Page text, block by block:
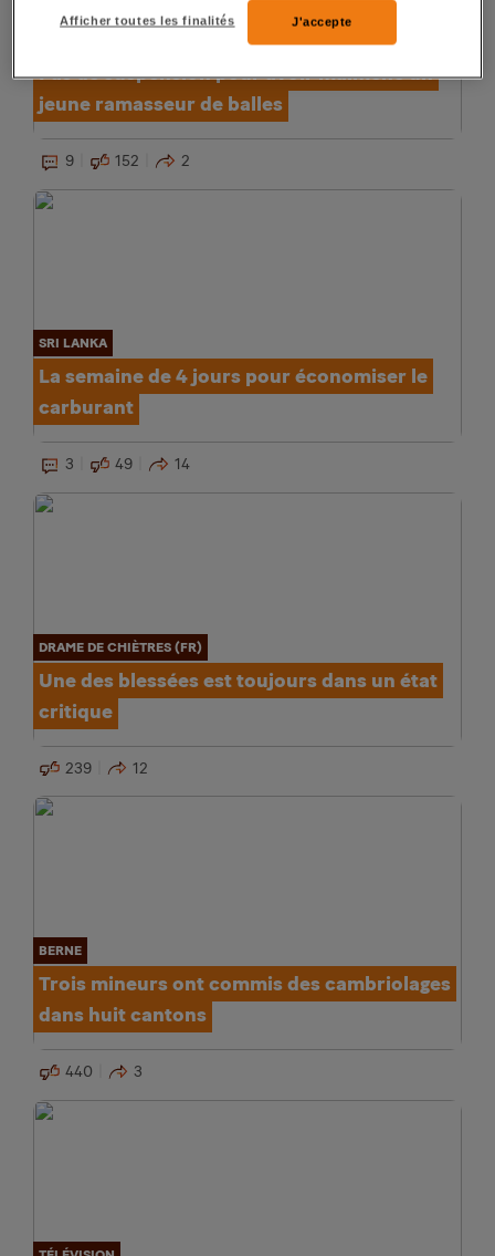
Pas de suspension pour avoir malmené un
jeune ramasseur de balles
9 152 2
SRI LANKA
La semaine de 4 jours pour économiser le
carburant
3 49 14
DRAME DE CHIÈTRES (FR)
Une des blessées est toujours dans un état
critique
239 12
BERNE
Trois mineurs ont commis des cambriolages
dans huit cantons
440 3
Afficher toutes les finalités J'accepte